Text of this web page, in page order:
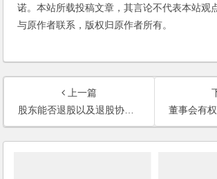
诺。本站所载投稿文章，其言论不代表本站观
与原作者联系，版权归原作者所有。
上一篇
股东能否退股以及退股协议的效力确认(2007)
董事会有权解释公